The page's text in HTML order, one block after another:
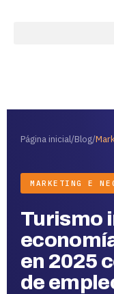
Página inicial/Blog/
MARKETING E
Turismo
en 2025
de